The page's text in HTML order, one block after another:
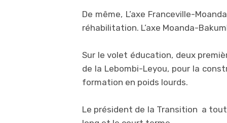
De même, L’axe Franceville-
réhabilitation. L’axe Moanda-
Sur le volet éducation, deux
de la Lebombi-Leyou, pour la
formation en poids lourds.
Le président de la Transition a